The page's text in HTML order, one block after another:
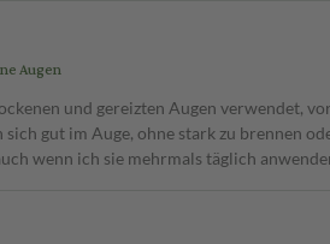
Augen
und gereizten Augen verwendet,
gut im Auge, ohne stark zu brennen
wenn ich sie mehrmals täglich